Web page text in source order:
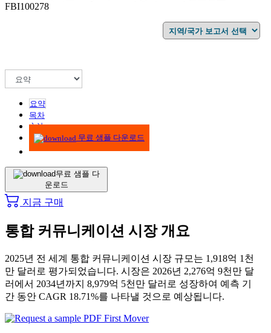
FBI100278
요약
목차
方法
무료 샘플 다운로드
무료 샘플 다
운로드
지금 구매
통합 커뮤니케이션 시장 개요
2025년 전 세계 통합 커뮤니케이션 시장 규모는 1,918억 1천
만 달러로 평가되었습니다. 시장은 2026년 2,276억 9천만 달
러에서 2034년까지 8,979억 5천만 달러로 성장하여 예측 기
간 동안 CAGR 18.71%를 나타낼 것으로 예상됩니다.